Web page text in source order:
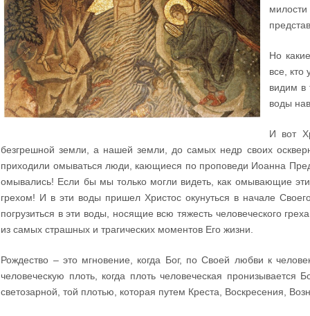
Но
все,
видим в
воды
И вот
безгрешной земли, а нашей земли, до самых недр своих
приходили омываться люди, кающиеся по проповеди Иоанна
омывались! Если бы мы только могли видеть, как омывающие
грехом! И в эти воды пришел Христос окунуться в начале
погрузиться в эти воды, носящие всю тяжесть человеческого
из самых страшных и трагических моментов Его жизни.
Рождество – это мгновение, когда Бог, по Своей любви к
человеческую плоть, когда плоть человеческая пронизывается
светозарной, той плотью, которая путем Креста, Воскресения,